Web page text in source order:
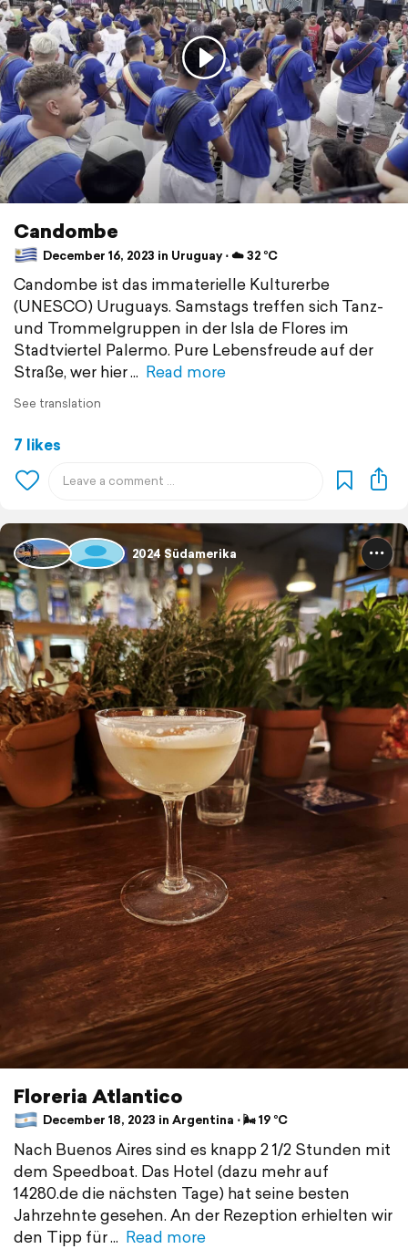
Candombe
December 16, 2023 in Uruguay ⋅ ☁️ 32 °C
Candombe ist das immaterielle Kulturerbe
(UNESCO) Uruguays. Samstags treffen sich Tanz-
und Trommelgruppen in der Isla de Flores im
Stadtviertel Palermo. Pure Lebensfreude auf der
Straße, wer hier
Read more
See translation
7 likes
2024 Südamerika
Floreria Atlantico
December 18, 2023 in Argentina ⋅ 🌬 19 °C
Nach Buenos Aires sind es knapp 2 1/2 Stunden mit
dem Speedboat. Das Hotel (dazu mehr auf
14280.de die nächsten Tage) hat seine besten
Jahrzehnte gesehen. An der Rezeption erhielten wir
den Tipp für
Read more